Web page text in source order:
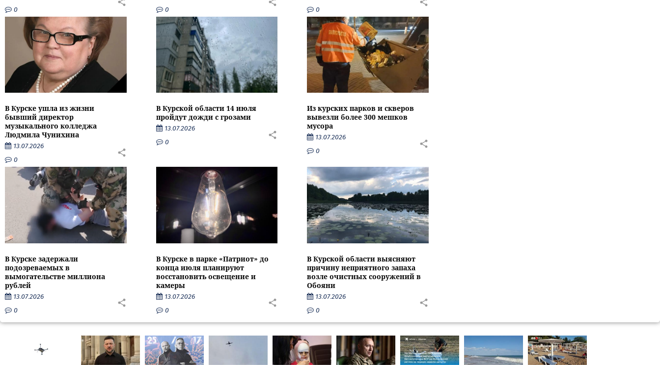
0
0
0
В Курске ушла из жизни
бывший директор
музыкального колледжа
Людмила Чунихина
13.07.2026
0
В Курской области 14 июля
пройдут дожди с грозами
13.07.2026
0
Из курских парков и скверов
вывезли более 300 мешков
мусора
13.07.2026
0
В Курске задержали
подозреваемых в
вымогательстве миллиона
рублей
13.07.2026
0
В Курске в парке «Патриот» до
конца июля планируют
восстановить освещение и
камеры
13.07.2026
0
В Курской области выясняют
причину неприятного запаха
возле очистных сооружений в
Обояни
13.07.2026
0